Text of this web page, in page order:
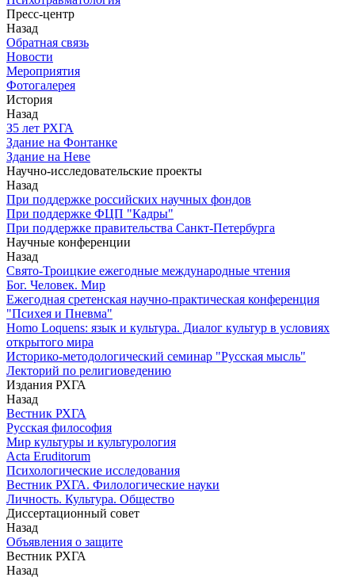
Пресс-центр
Назад
Обратная связь
Новости
Мероприятия
Фотогалерея
История
Назад
З5 лет РХГА
Здание на Фонтанке
Здание на Неве
Научно-исследовательские проекты
Назад
При поддержке российских научных фондов
При поддержке ФЦП "Кадры"
При поддержке правительства Санкт-Петербурга
Научные конференции
Назад
Свято-Троицкие ежегодные международные чтения
Бог. Человек. Мир
Ежегодная сретенская научно-практическая конференция
"Психея и Пневма"
Homo Loquens: язык и культура. Диалог культур в условиях
открытого мира
Историко-методологический семинар "Русская мысль"
Лекторий по религиоведению
Издания РХГА
Назад
Вестник РХГА
Русская философия
Мир культуры и культурология
Acta Eruditorum
Психологические исследования
Вестник РХГА. Филологические науки
Личность. Культура. Общество
Диссертационный совет
Назад
Объявления о защите
Вестник РХГА
Назад